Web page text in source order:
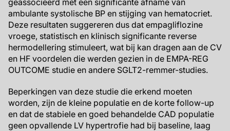
geassocieerd met een significante afname van
ambulante systolische BP en stijging van hematocriet.
Deze resultaten suggereren dus dat empagliflozine
vroege, statistisch en klinisch significante reverse
hermodellering stimuleert, wat bij kan dragen aan de CV
en HF voordelen die werden gezien in de EMPA-REG
OUTCOME studie en andere SGLT2-remmer-studies.
Beperkingen van deze studie die erkend moeten
worden, zijn de kleine populatie en de korte follow-up
en dat de stabiele en goed behandelde CAD populatie
geen opvallende LV hypertrofie had bij baseline, laag